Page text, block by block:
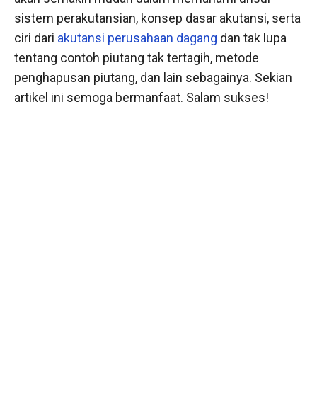
sistem perakutansian, konsep dasar akutansi, serta
ciri dari akutansi perusahaan dagang dan tak lupa
tentang contoh piutang tak tertagih, metode
penghapusan piutang, dan lain sebagainya. Sekian
artikel ini semoga bermanfaat. Salam sukses!